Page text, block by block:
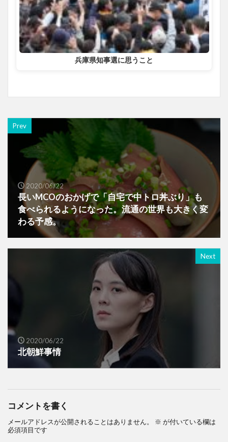
兵庫県知事選に思うこと
Prev
2020/06/22
長いMCOのおかげで「自宅で中トロ丼ぶり」も
食べられるようになった。流通の世界も大きく変
わる予感。
Next
2020/06/22
北朝鮮事情
コメントを書く
メールアドレスが公開されることはありません。 ※ が付いている欄は
必須項目です